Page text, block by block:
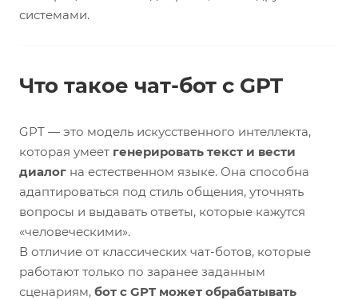
системами.
Что такое чат-бот с GPT
GPT — это модель искусственного интеллекта,
которая умеет генерировать текст и вести
диалог на естественном языке. Она способна
адаптироваться под стиль общения, уточнять
вопросы и выдавать ответы, которые кажутся
«человеческими».
В отличие от классических чат-ботов, которые
работают только по заранее заданным
сценариям, бот с GPT может обрабатывать